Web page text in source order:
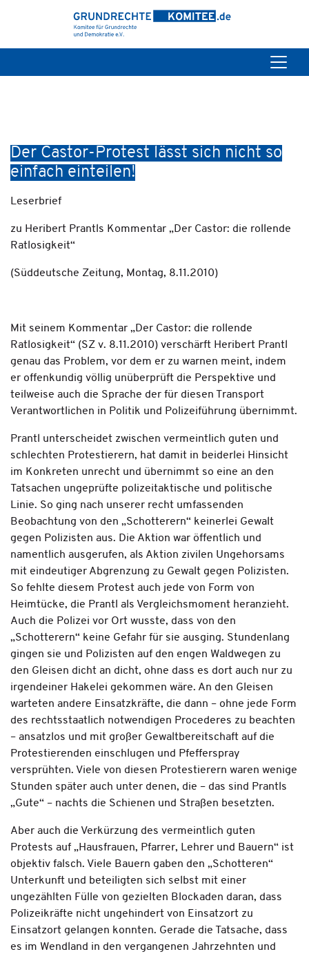
Der Castor-Protest lässt sich nicht so
einfach einteilen!
Leserbrief
zu Heribert Prantls Kommentar „Der Castor: die rollende
Ratlosigkeit“
(Süddeutsche Zeitung, Montag, 8.11.2010)
Mit seinem Kommentar „Der Castor: die rollende
Ratlosigkeit“ (SZ v. 8.11.2010) verschärft Heribert Prantl
genau das Problem, vor dem er zu warnen meint, indem
er offenkundig völlig unüberprüft die Perspektive und
teilweise auch die Sprache der für diesen Transport
Verantwortlichen in Politik und Polizeiführung übernimmt.
Prantl unterscheidet zwischen vermeintlich guten und
schlechten Protestierern, hat damit in beiderlei Hinsicht
im Konkreten unrecht und übernimmt so eine an den
Tatsachen ungeprüfte polizeitaktische und politische
Linie. So ging nach unserer recht umfassenden
Beobachtung von den „Schotterern“ keinerlei Gewalt
gegen Polizisten aus. Die Aktion war öffentlich und
namentlich ausgerufen, als Aktion zivilen Ungehorsams
mit eindeutiger Abgrenzung zu Gewalt gegen Polizisten.
So fehlte diesem Protest auch jede von Form von
Heimtücke, die Prantl als Vergleichsmoment heranzieht.
Auch die Polizei vor Ort wusste, dass von den
„Schotterern“ keine Gefahr für sie ausging. Stundenlang
gingen sie und Polizisten auf den engen Waldwegen zu
den Gleisen dicht an dicht, ohne dass es dort auch nur zu
irgendeiner Hakelei gekommen wäre. An den Gleisen
warteten andere Einsatzkräfte, die dann – ohne jede Form
des rechtsstaatlich notwendigen Procederes zu beachten
– ansatzlos und mit großer Gewaltbereitschaft auf die
Protestierenden einschlugen und Pfefferspray
versprühten. Viele von diesen Protestierern waren wenige
Stunden später auch unter denen, die – das sind Prantls
„Gute“ – nachts die Schienen und Straßen besetzten.
Aber auch die Verkürzung des vermeintlich guten
Protests auf „Hausfrauen, Pfarrer, Lehrer und Bauern“ ist
objektiv falsch. Viele Bauern gaben den „Schotteren“
Unterkunft und beteiligten sich selbst mit einer
ungezählten Fülle von gezielten Blockaden daran, dass
Polizeikräfte nicht ungehindert von Einsatzort zu
Einsatzort gelangen konnten. Gerade die Tatsache, dass
es im Wendland in den vergangenen Jahrzehnten und